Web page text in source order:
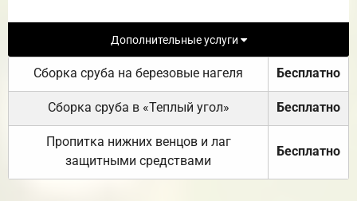
Дополнительные услуги
Сборка сруба на березовые нагеля Бесплатно
Сборка сруба в «Теплый угол» Бесплатно
Пропитка нижних венцов и лаг
защитными средствами
Бесплатно